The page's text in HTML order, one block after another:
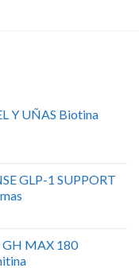
Y UÑAS Biotina
GLP-1 SUPPORT
MAX 180